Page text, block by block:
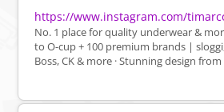
https://www.instagram.com/
No. 1 place for quality underwear &
to O-cup + 100 premium brands |
Boss, CK & more · Stunning design from